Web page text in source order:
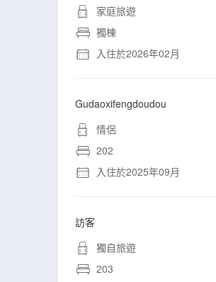
家庭旅遊
獨棟
入住於2026年02月
Gudaoxifengdoudou
情侶
202
入住於2025年09月
訪客
獨自旅遊
203